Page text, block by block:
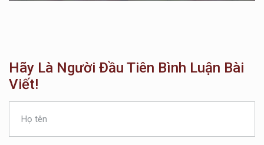
Hãy Là Người Đầu Tiên Bình Luận Bài
Viết!